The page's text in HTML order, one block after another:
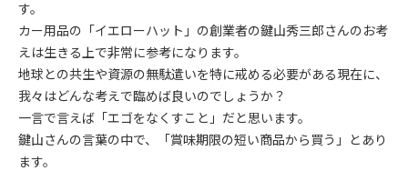
す。
カー用品の「イエローハット」の創業者の鍵山秀三郎さんのお考
えは生きる上で非常に参考になります。
地球との共生や資源の無駄遣いを特に戒める必要がある現在に、
我々はどんな考えで臨めば良いのでしょうか？
一言で言えば「エゴをなくすこと」だと思います。
鍵山さんの言葉の中で、「賞味期限の短い商品から買う」とあり
ます。